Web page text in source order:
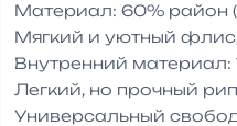
Материал: 60% район
Мягкий и уютный
Внутренний материал:
Легкий, но прочный
Универсальный